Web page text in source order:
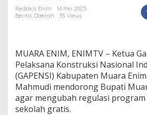
B
u
p
a
Redaksi Enim
14 Mei 2025
Berita, Daerah 35 Views
MUARA ENIM, ENIMTV – Ketua
Pelaksana Konstruksi Nasional
(GAPENSI) Kabupaten Muara
Mahmudi mendorong Bupati
agar mengubah regulasi program
sekolah gratis.